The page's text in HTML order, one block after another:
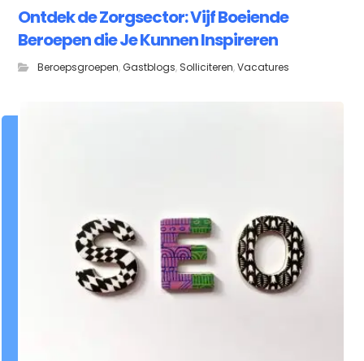
Ontdek de Zorgsector: Vijf Boeiende
Beroepen die Je Kunnen Inspireren
Beroepsgroepen, Gastblogs, Solliciteren,Vacatures